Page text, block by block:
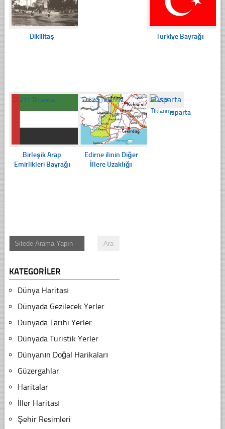
Dikilitaş Türkiye Bayrağı
☐ 211 Tıklanma
Birleşik Arap
Emirlikleri Bayrağı
☐520 Tıklanma
Edirne ilinin Diğer
İllere Uzaklığı
☐209
Tıklanmaısparta
KATEGORILER
Dünya Haritası
Dünyada Gezilecek Yerler
Dünyada Tarihi Yerler
Dünyada Turistik Yerler
Dünyanın Doğal Harikaları
Güzergahlar
Haritalar
İller Haritası
Şehir Resimleri